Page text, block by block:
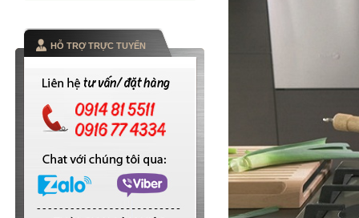
HỖ TRỢ TRỰC TUYẾN